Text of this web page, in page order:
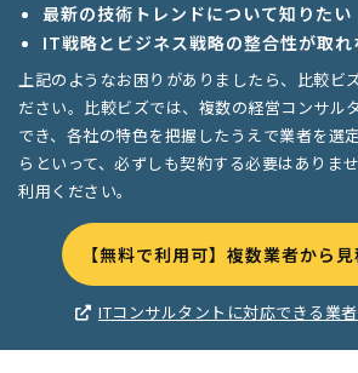
最新の技術トレンドについて知りたい
IT戦略とビジネス戦略の整合性が取れ
上記のようなお困りがありましたら、比較ビ
ださい。比較ビズでは、複数の経営コンサル
でき、各社の特色を把握したうえで業者を選
らといって、必ずしも契約する必要はありま
利用ください。
【無料で利用可】複数業者から
ITコンサルタントに対応できる業